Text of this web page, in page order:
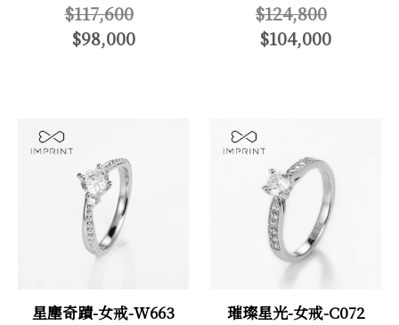
$117,600
$98,000
$124,800
$104,000
星塵奇蹟-女戒-W663 璀璨星光-女戒-C072